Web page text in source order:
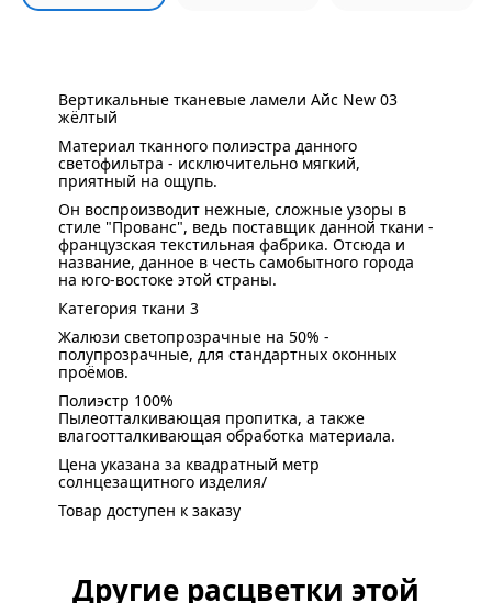
Вертикальные тканевые ламели Айс New 03
жёлтый
Материал тканного полиэстра данного
светофильтра - исключительно мягкий,
приятный на ощупь.
Он воспроизводит нежные, сложные узоры в
стиле "Прованс", ведь поставщик данной ткани -
французская текстильная фабрика. Отсюда и
название, данное в честь самобытного города
на юго-востоке этой страны.
Категория ткани 3
Жалюзи светопрозрачные на 50% -
полупрозрачные, для стандартных оконных
проёмов.
Полиэстр 100%
Пылеотталкивающая пропитка, а также
влагоотталкивающая обработка материала.
Цена указана за квадратный метр
солнцезащитного изделия/
Товар доступен к заказу
Другие расцветки этой